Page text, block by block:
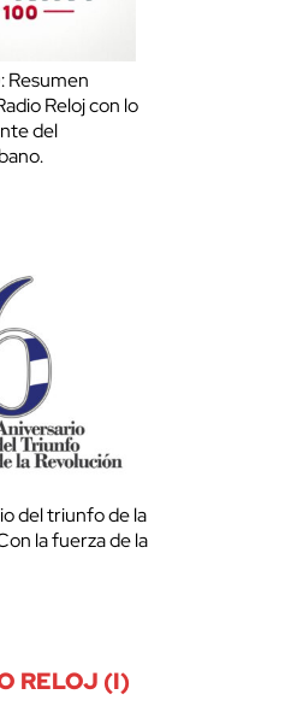
Resumen
Reloj con lo
del
del triunfo de la
la fuerza de la
RELOJ (I)